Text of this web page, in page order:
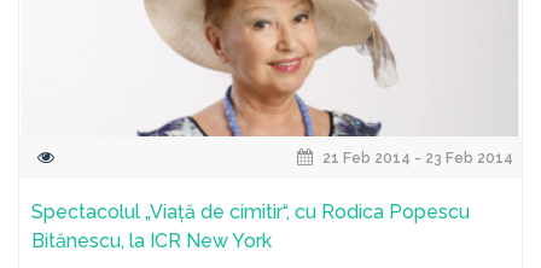
21 Feb 2014 - 23 Feb 2014
Spectacolul „Viață de cimitir“, cu Rodica Popescu
Bitănescu, la ICR New York